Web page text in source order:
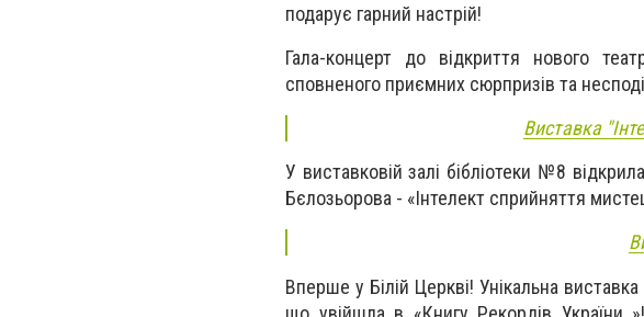
подарує гарний настрій!
Гала-концерт до відкриття нового
сповненого приємних сюрпризів та
Виставка
У виставковій залі бібліотеки №8
Бєлозьорова - «Інтелект сприйняття
Вперше у Білій Церкві! Унікальна